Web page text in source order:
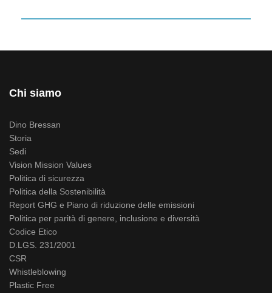
Chi siamo
Dino Bressan
Storia
Sedi
Vision Mission Values
Politica di sicurezza
Politica della Sostenibilità
Report GHG e Piano di riduzione delle emissioni
Politica per parità di genere, inclusione e diversità
Codice Etico
D.LGS. 231/2001
CSR
Whistleblowing
Plastic Free